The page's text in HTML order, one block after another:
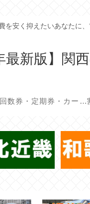
を安く抑えたいあなたに
最新版】関
回数券・定期券・カード